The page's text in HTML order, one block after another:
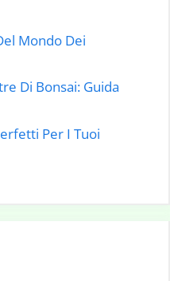
Mondo Dei
Di Bonsai: Guida
Per I Tuoi